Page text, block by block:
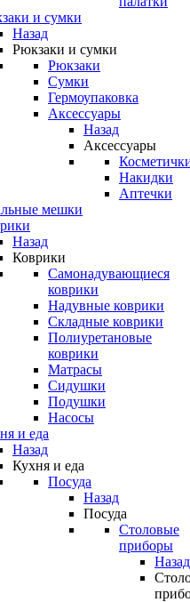
и сумки
Назад
Рюкзаки и сумки
Рюкзаки
Сумки
Гермоупаковка
Аксессуары
Назад
Аксессуары
Накидки
Аптечки
мешки
Назад
Коврики
Самонадувающиеся
коврики
Надувные коврики
Складные коврики
Полиуретановые
коврики
Матрасы
Сидушки
Подушки
Насосы
и еда
Назад
Кухня и еда
Посуда
Назад
Посуда
Столовые
приборы
Назад